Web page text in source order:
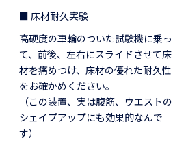
■ 床材耐久実験
高硬度の車輪のついた試験機に乗っ
て、前後、左右にスライドさせて床
材を痛めつけ、床材の優れた耐久性
をお確かめください。
（この装置、実は腹筋、ウエストの
シェイプアップにも効果的なんで
す）